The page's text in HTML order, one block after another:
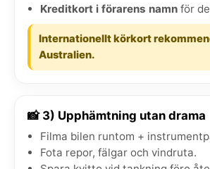
Kreditkort i förarens namn för
Internationellt körkort
Australien.
📸 3) Upphämtning utan drama
Filma bilen runtom +
Fota repor, fälgar och vindruta.